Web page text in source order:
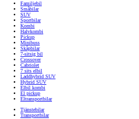
Familjebil
Småbilar
SUV
Sportbilar
Kombi
Halvkombi
Pickup
Minibuss
Skåpbilar
7-sitsig bil
Crossover
Cabriolet
7 sits elbil
Laddhybrid SUV
Hybrid SUV
Elbil kombi
El pickup
Eltransportbilar
Tjänstebilar
Transportbilar